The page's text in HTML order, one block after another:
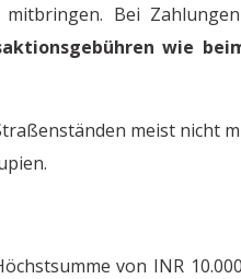
Bei
wie
meist nicht
von INR